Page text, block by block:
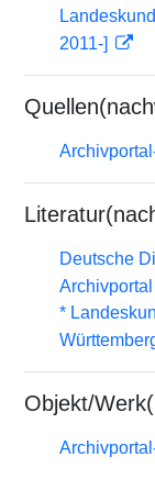
2011-]
Deutsche
Archivportal
*
Objekt/